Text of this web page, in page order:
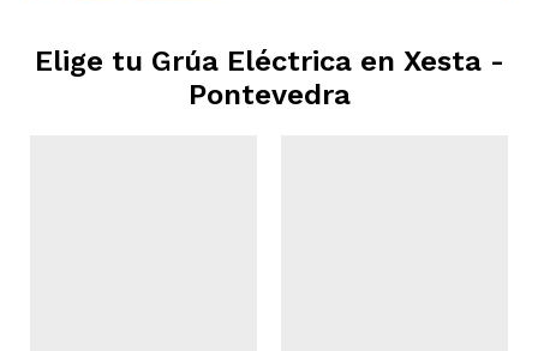
Elige tu Grúa Eléctrica en Xesta -
Pontevedra